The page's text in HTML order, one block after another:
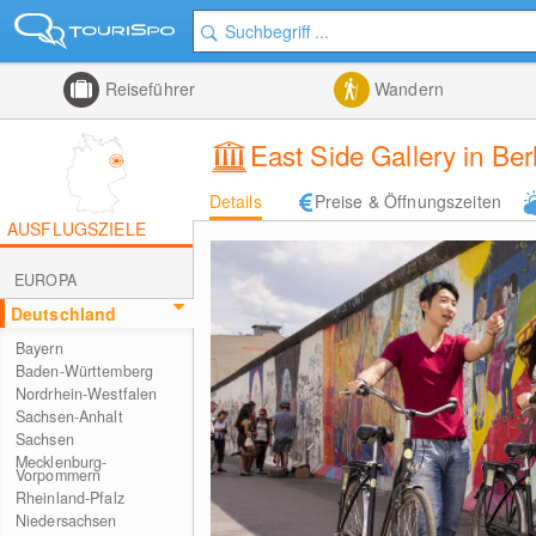
Reiseführer Wandern
East Side Gallery in
Details Preise & Öffnungszeiten
AUSFLUGSZIELE
EUROPA
Deutschland
Bayern
Baden-Württemberg
Nordrhein-Westfalen
Sachsen-Anhalt
Sachsen
Mecklenburg-
Vorpommern
Rheinland-Pfalz
Niedersachsen